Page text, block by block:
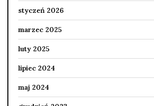
styczeń 2026
marzec 2025
luty 2025
lipiec 2024
maj 2024